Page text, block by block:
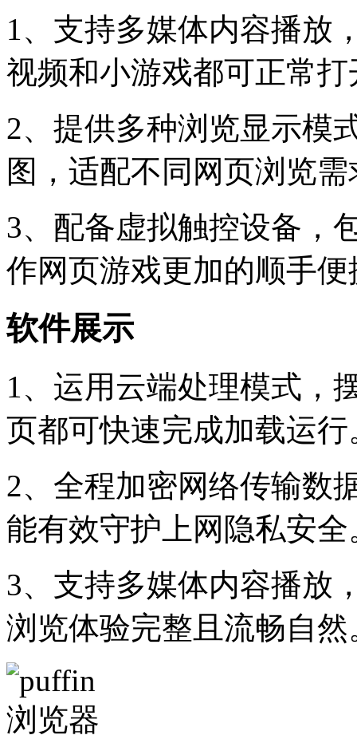
1、支持多媒体内容播放
视频和小游戏都可正常打
2、提供多种浏览显示模
图，适配不同网页浏览需
3、配备虚拟触控设备，
作网页游戏更加的顺手便
软件展示
1、运用云端处理模式，
页都可快速完成加载运行
2、全程加密网络传输数
能有效守护上网隐私安全
3、支持多媒体内容播放
浏览体验完整且流畅自然